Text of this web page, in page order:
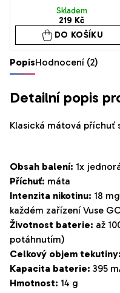
Skladem
219 Kč
DO KOŠÍKU
PopisHodnocení (2)
Detailní popis
Klasická mátová příchuť
Obsah balení: 1x
Příchuť: máta
Intenzita nikotinu: 18
každém zařízení Vuse
Životnost baterie: až
potáhnutím)
Celkový objem tekutiny:
Kapacita baterie: 395
Hmotnost: 14 g